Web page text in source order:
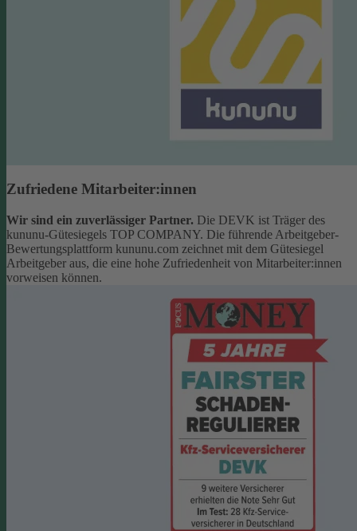
Zufriedene Mitarbeiter:innen
Wir sind ein zuverlässiger Partner. Die DEVK ist Träger des
kununu-Gütesiegels TOP COMPANY. Die führende Arbeitgeber-
Bewertungsplattform kununu.com zeichnet mit dem Gütesiegel
Arbeitgeber aus, die eine hohe Zufriedenheit von Mitarbeiter:innen
vorweisen können.